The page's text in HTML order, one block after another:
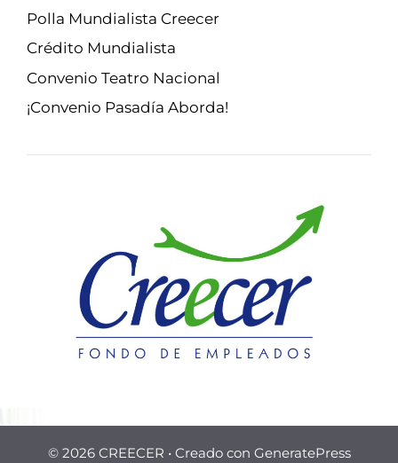
Polla Mundialista Creecer
Crédito Mundialista
Convenio Teatro Nacional
¡Convenio Pasadía Aborda!
© 2026 CREECER • Creado con GeneratePress